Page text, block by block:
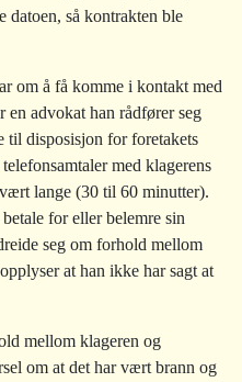
datoen, så kontrakten ble
om å få komme i kontakt med
en advokat han rådfører seg
til disposisjon for foretakets
med klagerens
lange (30 til 60 minutter).
for eller belemre sin
seg om forhold mellom
at han ikke har sagt at
mellom klageren og
om at det har vært brann og